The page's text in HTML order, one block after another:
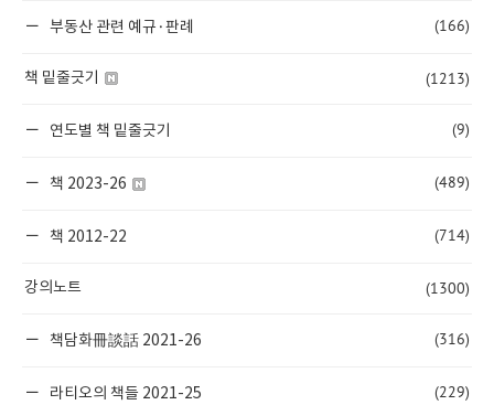
부동산 관련 예규·판례 (166)
책 밑줄긋기 (1213)
연도별 책 밑줄긋기 (9)
책 2023-26 (489)
책 2012-22 (714)
강의노트 (1300)
책담화冊談話 2021-26 (316)
라티오의 책들 2021-25 (229)